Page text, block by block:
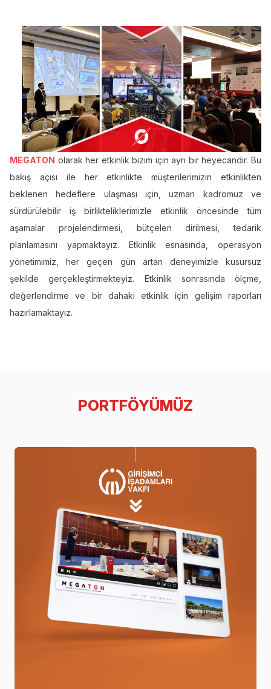
MEGATON olarak her etkinlik bizim için ayrı bir heyecandır. Bu
bakış açısı ile her etkinlikte müşterilerimizin etkinlikten
beklenen hedeflere ulaşması için, uzman kadromuz ve
sürdürülebilir iş birlikteliklerimizle etkinlik öncesinde tüm
aşamalar projelendirmesi, bütçelen dirilmesi, tedarik
planlamasını yapmaktayız. Etkinlik esnasında, operasyon
yönetimimiz, her geçen gün artan deneyimizle kusursuz
şekilde gerçekleştirmekteyiz. Etkinlik sonrasında ölçme,
değerlendirme ve bir dahaki etkinlik için gelişim raporları
hazırlamaktayız.
PORTFÖYÜMÜZ